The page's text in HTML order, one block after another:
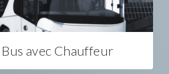
avec Chauffeur